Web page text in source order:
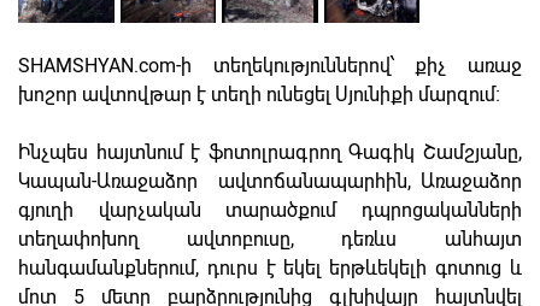
SHAMSHYAN.com-ի տեղեկություններով՝ քիչ առաջ
խոշոր ավտովթար է տեղի ունեցել Սյունիքի մարզում։
Ինչպես հայտնում է ֆոտոլրագրող Գագիկ Շամշյանը,
Կապան-Առաջաձոր ավտոճանապարհին, Առաջաձոր
գյուղի վարչական տարածքում դպրոցականների
տեղափոխող ավտոբուսը, դեռևս անհայտ
հանգամանքներում, դուրս է եկել երթևեկելի գոտուց և
մոտ 5 մետր բարձրությունից գլխիվայր հայտնվել